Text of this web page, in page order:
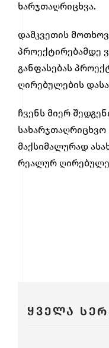
ხარჯთაღრიცხვა.
დამკვეთის
პროექტირებამდე
განფასებას
ღირებულების
ჩვენს მიერ
სახარჯთაღრიცხვო
მაქსიმალურად
რეალურ
ᲧᲕᲔᲚᲐ